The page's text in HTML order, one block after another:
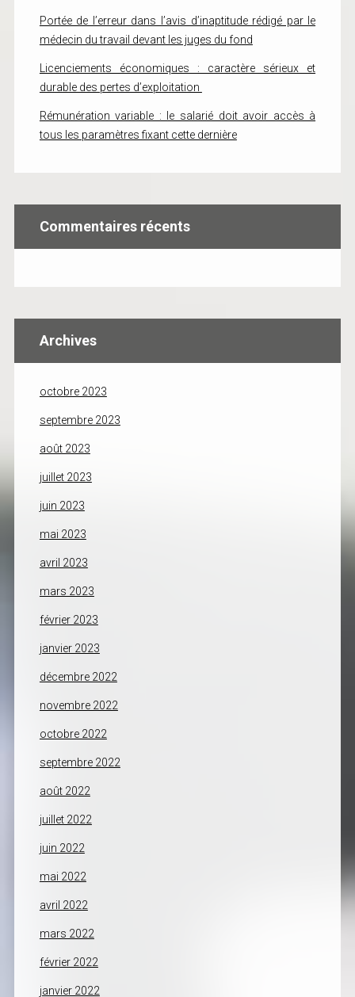
Portée de l’erreur dans l’avis d’inaptitude rédigé par le
médecin du travail devant les juges du fond
Licenciements économiques : caractère sérieux et
durable des pertes d’exploitation
Rémunération variable : le salarié doit avoir accès à
tous les paramètres fixant cette dernière
Commentaires récents
Archives
octobre 2023
septembre 2023
août 2023
juillet 2023
juin 2023
mai 2023
avril 2023
mars 2023
février 2023
janvier 2023
décembre 2022
novembre 2022
octobre 2022
septembre 2022
août 2022
juillet 2022
juin 2022
mai 2022
avril 2022
mars 2022
février 2022
janvier 2022